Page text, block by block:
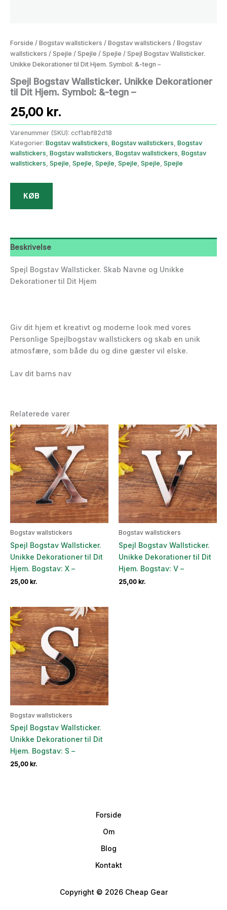
Forside / Bogstav wallstickers / Bogstav wallstickers / Bogstav
wallstickers / Spejle / Spejle / Spejle / Spejl Bogstav Wallsticker.
Unikke Dekorationer til Dit Hjem. Symbol: &-tegn –
Spejl Bogstav Wallsticker. Unikke Dekorationer
til Dit Hjem. Symbol: &-tegn –
25,00 kr.
Varenummer (SKU): ccf1abf82d18
Kategorier: Bogstav wallstickers Bogstav wallstickers Bogstav
wallstickers Bogstav wallstickers Bogstav wallstickers Bogstav
wallstickers Spejle Spejle Spejle Spejle Spejle Spejle
KØB
Beskrivelse
Spejl Bogstav Wallsticker. Skab Navne og Unikke
Dekorationer til Dit Hjem
Giv dit hjem et kreativt og moderne look med vores
Personlige Spejlbogstav wallstickers og skab en unik
atmosfære, som både du og dine gæster vil elske.
Lav dit barns nav
Relaterede varer
Bogstav wallstickers
Spejl Bogstav Wallsticker.
Unikke Dekorationer til Dit
Hjem. Bogstav: X –
25,00 kr.
Bogstav wallstickers
Spejl Bogstav Wallsticker.
Unikke Dekorationer til Dit
Hjem. Bogstav: V –
25,00 kr.
Bogstav wallstickers
Spejl Bogstav Wallsticker.
Unikke Dekorationer til Dit
Hjem. Bogstav: S –
25,00 kr.
Forside
Om
Blog
Kontakt
Copyright © 2026 Cheap Gear